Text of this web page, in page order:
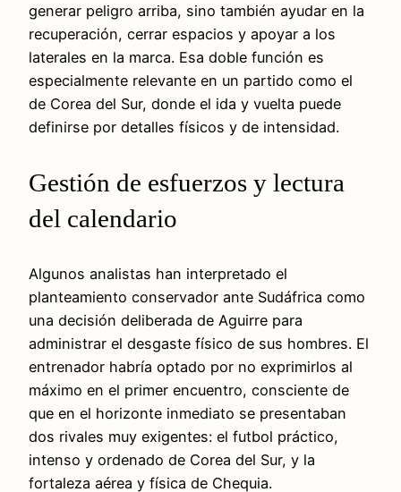
generar peligro arriba, sino también ayudar en la
recuperación, cerrar espacios y apoyar a los
laterales en la marca. Esa doble función es
especialmente relevante en un partido como el
de Corea del Sur, donde el ida y vuelta puede
definirse por detalles físicos y de intensidad.
Gestión de esfuerzos y lectura
del calendario
Algunos analistas han interpretado el
planteamiento conservador ante Sudáfrica como
una decisión deliberada de Aguirre para
administrar el desgaste físico de sus hombres. El
entrenador habría optado por no exprimirlos al
máximo en el primer encuentro, consciente de
que en el horizonte inmediato se presentaban
dos rivales muy exigentes: el futbol práctico,
intenso y ordenado de Corea del Sur, y la
fortaleza aérea y física de Chequia.